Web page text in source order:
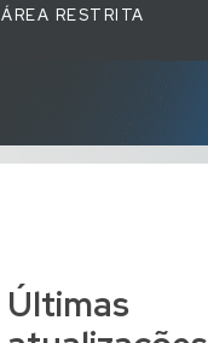
ÁREA RESTRITA
Últimas